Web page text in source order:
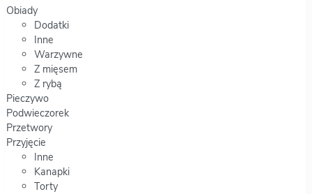
Obiady
Dodatki
Inne
Warzywne
Z mięsem
Z rybą
Pieczywo
Podwieczorek
Przetwory
Przyjęcie
Inne
Kanapki
Torty